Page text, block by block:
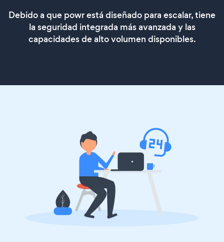
Debido a que powr está diseñado para escalar, tiene
la seguridad integrada más avanzada y las
capacidades de alto volumen disponibles.